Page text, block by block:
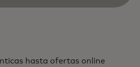
hasta ofertas online